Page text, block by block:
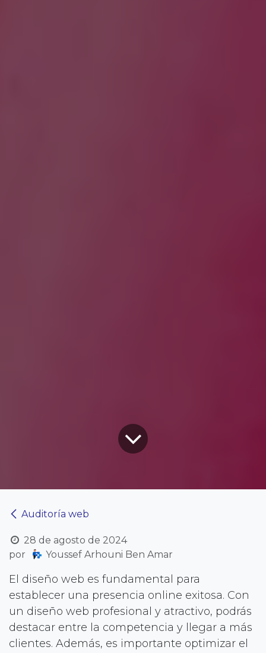
Auditoría web
28 de agosto de 2024
por
Youssef Arhouni Ben Amar
El diseño web es fundamental para
establecer una presencia online exitosa. Con
un diseño web profesional y atractivo, podrás
destacar entre la competencia y llegar a más
clientes. Además, es importante optimizar el